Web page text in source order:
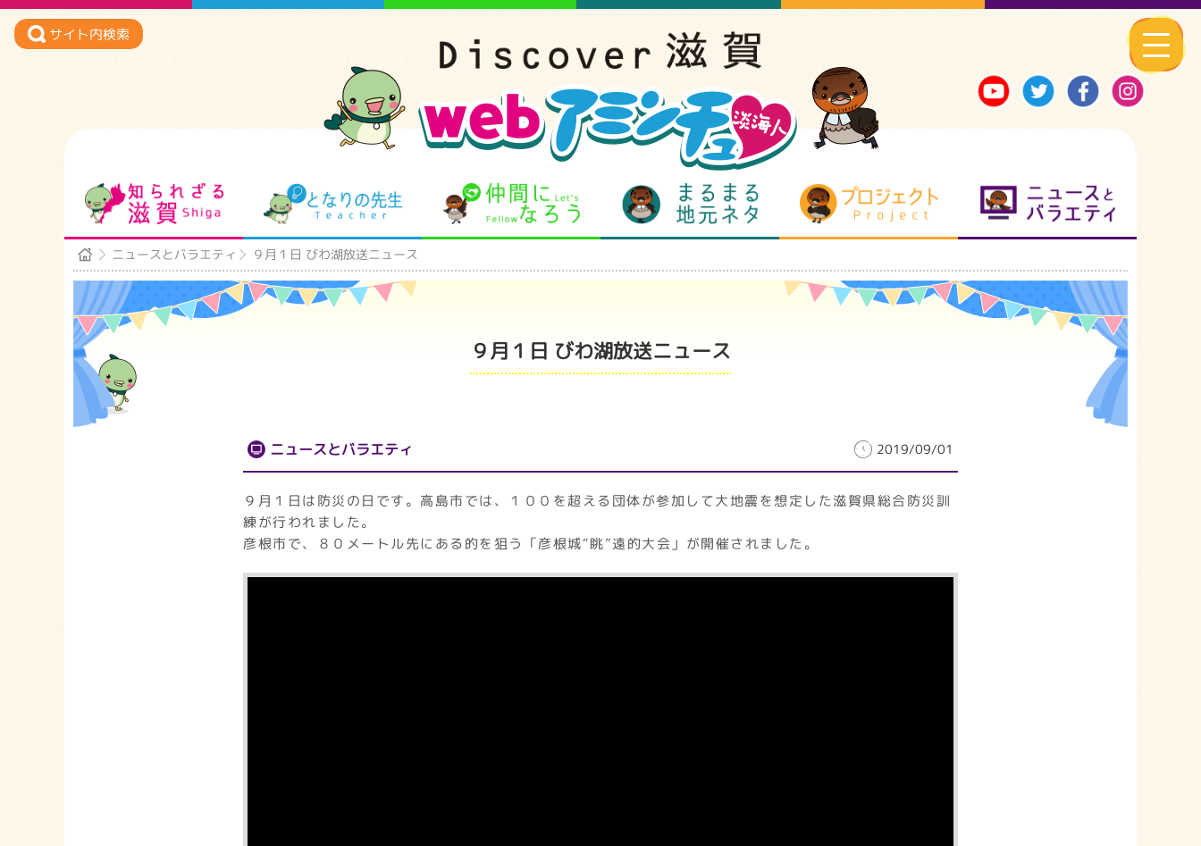
サイト内検索
知られざる滋賀 となりの先生 仲間になろう まるまる地元ネタ プロジェクト
ニュースとバラエティ ９月１日 びわ湖放送ニュース
９月１日 びわ湖放送ニュース
ニュースとバラエティ 2019/09/01
９月１日は防災の日です。高島市では、１００を超える団体が参加して大地震を想定した滋賀県総合防災訓
練が行われました。
彦根市で、８０メートル先にある的を狙う「彦根城“眺”遠的大会」が開催されました。